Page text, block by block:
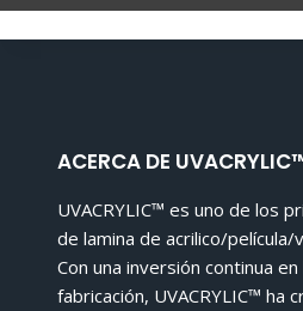
ACERCA DE
UVACRYLIC™ es uno de los
de lamina de acrilico/película/
Con una inversión continua
fabricación, UVACRYLIC™ ha